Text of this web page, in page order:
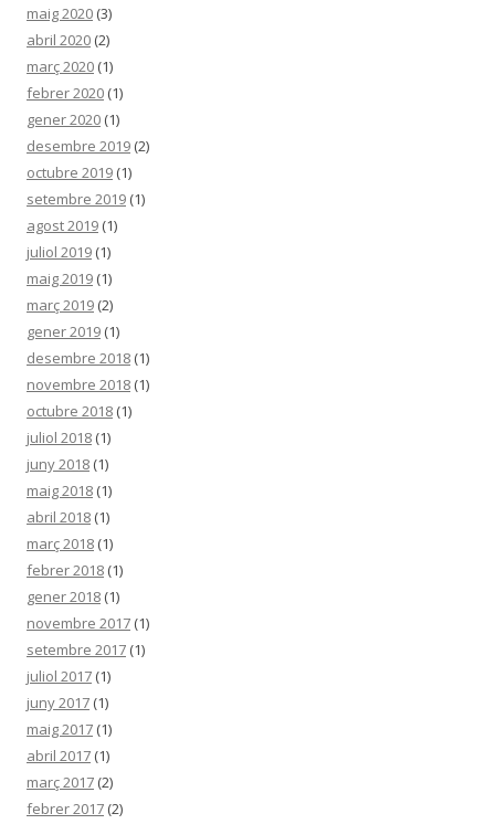
maig 2020 (3)
abril 2020 (2)
març 2020 (1)
febrer 2020 (1)
gener 2020 (1)
desembre 2019 (2)
octubre 2019 (1)
setembre 2019 (1)
agost 2019 (1)
juliol 2019 (1)
maig 2019 (1)
març 2019 (2)
gener 2019 (1)
desembre 2018 (1)
novembre 2018 (1)
octubre 2018 (1)
juliol 2018 (1)
juny 2018 (1)
maig 2018 (1)
abril 2018 (1)
març 2018 (1)
febrer 2018 (1)
gener 2018 (1)
novembre 2017 (1)
setembre 2017 (1)
juliol 2017 (1)
juny 2017 (1)
maig 2017 (1)
abril 2017 (1)
març 2017 (2)
febrer 2017 (2)